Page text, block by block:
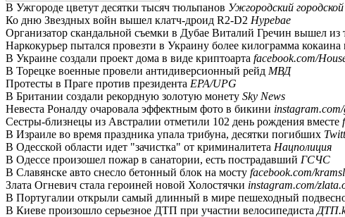
В Ужгороде цветут десятки тысяч тюльпанов Ужгородский
Ко дню Звездных войн вышел клатч-дроид R2-D2 Hypebae
Организатор скандальной съемки в Дубае Виталий Гречин вышел
Наркокурьер пытался провезти в Украину более килограмма кокаина
В Украине создали проект дома в виде криптоарта facebook.com/
В Торецке военные провели антидиверсионный рейд МВД
Протесты в Праге против президента EPA/UPG
В Британии создали рекордную золотую монету Sky News
Невеста Роналду очаровала эффектным фото в бикини
Сестры-близнецы из Австралии отметили 102 день рождения вместе
В Израиле во время праздника упала трибуна, десятки погибших
В Одесской области идет "зачистка" от криминалитета Нацполиция
В Одессе произошел пожар в санатории, есть пострадавший ГСЧС
В Славянске авто снесло бетонный блок на мосту facebook.com/
Злата Огневич стала героиней новой Холостячки instagram.com/
В Португалии открыли самый длинный в мире пешеходный
В Киеве произошло серьезное ДТП при участии велосипедиста